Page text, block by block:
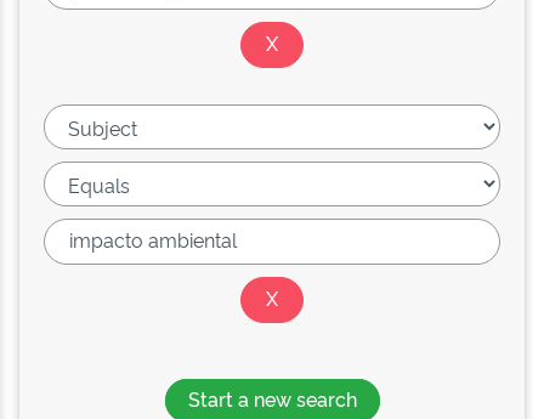
Start a new search